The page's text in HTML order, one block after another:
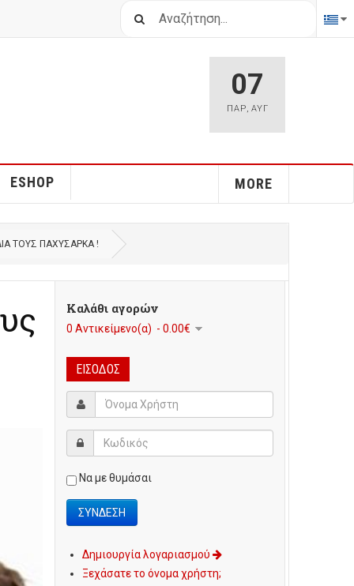
07
ΠΑΡ, ΑΥΓ
MORE
ESHOP
ΤΟΥΣ ΠΑΧΎΣΑΡΚΑ !
Καλάθι αγορών
0 Αντικείμενο(α) - 0.00€
ΕΊΣΟΔΟΣ
Να με θυμάσαι
Δημιουργία λογαριασμού
Ξεχάσατε το όνομα χρήστη;